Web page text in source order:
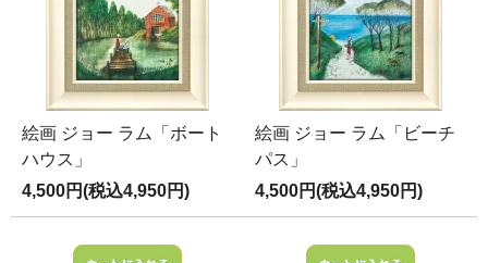
絵画 ジョー ラム「ボート
ハウス」
4,500円(税込4,950円)
絵画 ジョー ラム「ビーチ
パス」
4,500円(税込4,950円)